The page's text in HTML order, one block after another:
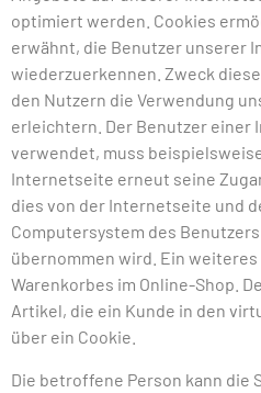
optimiert werden. Cookies
erwähnt, die Benutzer unserer
wiederzuerkennen. Zweck
den Nutzern die Verwendung
erleichtern. Der Benutzer einer
verwendet, muss
Internetseite erneut seine
dies von der Internetseite und
Computersystem des
übernommen wird. Ein
Warenkorbes im Online-Shop.
Artikel, die ein Kunde in den
über ein Cookie.
Die betroffene Person kann die